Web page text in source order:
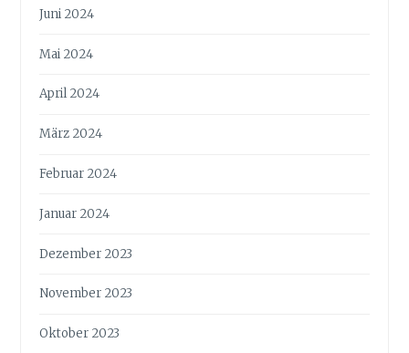
Juni 2024
Mai 2024
April 2024
März 2024
Februar 2024
Januar 2024
Dezember 2023
November 2023
Oktober 2023